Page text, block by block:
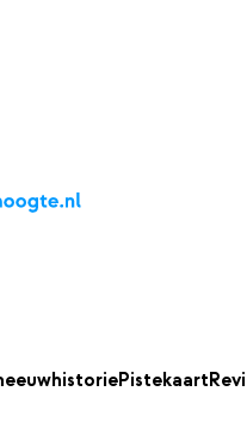
Kaarten
Pistekaart